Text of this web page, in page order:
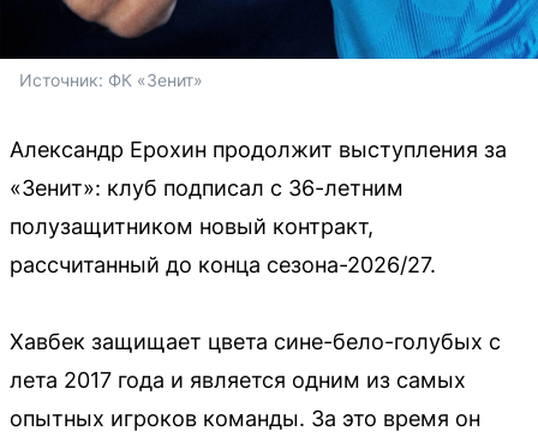
Источник: ФК «Зенит»
Александр Ерохин продолжит выступления за
«Зенит»: клуб подписал с 36-летним
полузащитником новый контракт,
рассчитанный до конца сезона-2026/27.
Хавбек защищает цвета сине-бело-голубых с
лета 2017 года и является одним из самых
опытных игроков команды. За это время он